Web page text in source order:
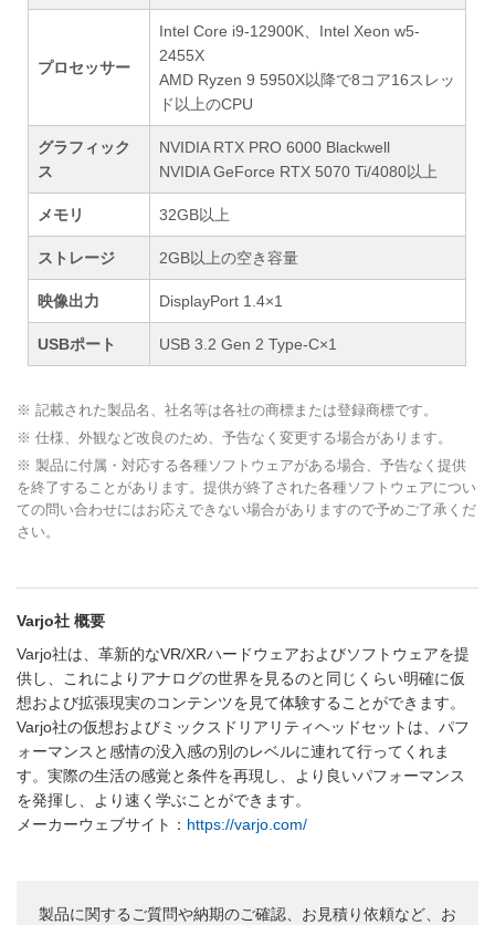
プロセッサー
Intel Core i9-12900K、Intel Xeon w5-
2455X
AMD Ryzen 9 5950X以降で8コア16スレッ
ド以上のCPU
グラフィック
ス
NVIDIA RTX PRO 6000 Blackwell
NVIDIA GeForce RTX 5070 Ti/4080以上
メモリ 32GB以上
ストレージ 2GB以上の空き容量
映像出力 DisplayPort 1.4×1
USBポート USB 3.2 Gen 2 Type-C×1
※ 記載された製品名、社名等は各社の商標または登録商標です。
※ 仕様、外観など改良のため、予告なく変更する場合があります。
※ 製品に付属・対応する各種ソフトウェアがある場合、予告なく提供
を終了することがあります。提供が終了された各種ソフトウェアについ
ての問い合わせにはお応えできない場合がありますので予めご了承くだ
さい。
Varjo社 概要
Varjo社は、革新的なVR/XRハードウェアおよびソフトウェアを提
供し、これによりアナログの世界を見るのと同じくらい明確に仮
想および拡張現実のコンテンツを見て体験することができます。
Varjo社の仮想およびミックスドリアリティヘッドセットは、パフ
ォーマンスと感情の没入感の別のレベルに連れて行ってくれま
す。実際の生活の感覚と条件を再現し、より良いパフォーマンス
を発揮し、より速く学ぶことができます。
メーカーウェブサイト： https://varjo.com/
製品に関するご質問や納期のご確認、お見積り依頼など、お